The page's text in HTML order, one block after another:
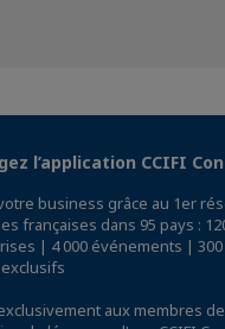
l’application CCIFI
business grâce au 1er
françaises dans 95 pays :
| 4 000 événements |
aux membres